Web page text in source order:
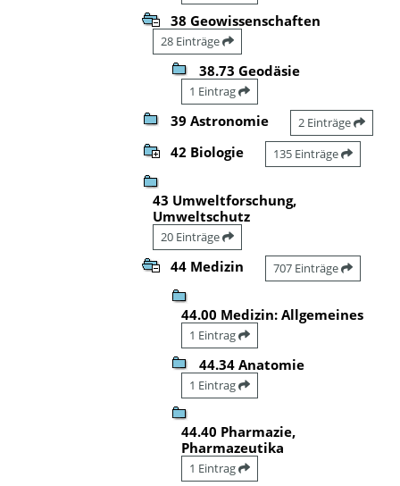
38 Geowissenschaften
28 Einträge
38.73 Geodäsie
1 Eintrag
39 Astronomie 2 Einträge
42 Biologie 135 Einträge
43 Umweltforschung,
Umweltschutz
20 Einträge
44 Medizin 707 Einträge
44.00 Medizin: Allgemeines
1 Eintrag
44.34 Anatomie
1 Eintrag
44.40 Pharmazie,
Pharmazeutika
1 Eintrag